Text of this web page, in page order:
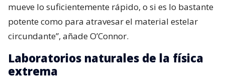
mueve lo suficientemente rápido, o si es lo bastante
potente como para atravesar el material estelar
circundante”, añade O’Connor.
Laboratorios naturales de la física
extrema